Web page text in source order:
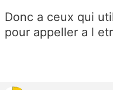
Donc a ceux qui
pour appeller a l